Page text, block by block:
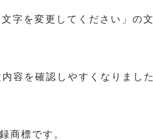
字を変更してください」の
容を確認しやすくなりまし
商標です。